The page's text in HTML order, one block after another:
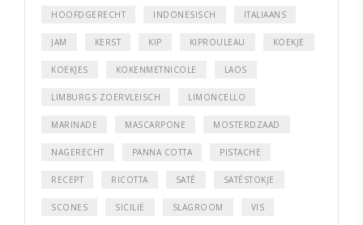
HOOFDGERECHT INDONESISCH ITALIAANS
JAM KERST KIP KIPROULEAU KOEKJE
KOEKJES KOKENMETNICOLE LAOS
LIMBURGS ZOERVLEISCH LIMONCELLO
MARINADE MASCARPONE MOSTERDZAAD
NAGERECHT PANNA COTTA PISTACHE
RECEPT RICOTTA SATÉ SATÉSTOKJE
SCONES SICILIË SLAGROOM VIS